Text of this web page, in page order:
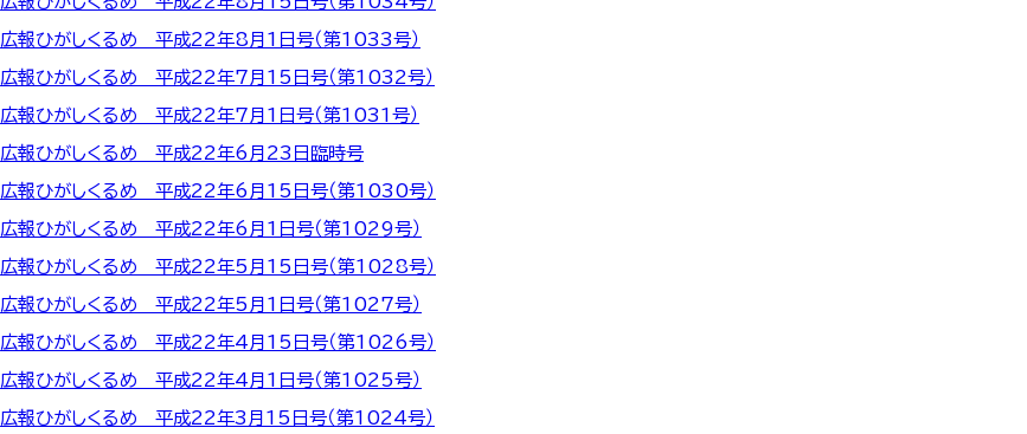
広報ひがしくるめ 平成22年8月1日号（第1033号）
広報ひがしくるめ 平成22年7月15日号（第1032号）
広報ひがしくるめ 平成22年7月1日号（第1031号）
広報ひがしくるめ 平成22年6月23日臨時号
広報ひがしくるめ 平成22年6月15日号（第1030号）
広報ひがしくるめ 平成22年6月1日号（第1029号）
広報ひがしくるめ 平成22年5月15日号（第1028号）
広報ひがしくるめ 平成22年5月1日号（第1027号）
広報ひがしくるめ 平成22年4月15日号（第1026号）
広報ひがしくるめ 平成22年4月1日号（第1025号）
広報ひがしくるめ 平成22年3月15日号（第1024号）